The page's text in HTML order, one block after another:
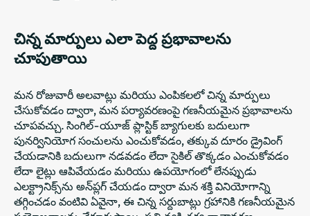
చిన్న మార్పులు ఎలా పెద్ద ప్రభావాలను
చూపుతాయి
మన రోజువారీ అలవాట్లు మరియు ఎంపికలలో చిన్న మార్పులు
చేసుకోవడం ద్వారా, మన పర్యావరణంపై గణనీయమైన ప్రభావాలను
చూపవచ్చు. సింగిల్-యూజ్ ప్లాస్టిక్ బ్యాగులకు బదులుగా
పునర్వినియోగ సంచులను ఎంచుకోవడం, తక్కువ దూరం డ్రైవింగ్
చేయడానికి బదులుగా నడవడం లేదా సైకిల్ తొక్కడం ఎంచుకోవడం
లేదా లైట్లు ఆపివేయడం మరియు ఉపయోగంలో లేనప్పుడు
ఎలక్ట్రానిక్స్‌ను అన్‌ప్లగ్ చేయడం ద్వారా మన శక్తి వినియోగాన్ని
తగ్గించడం వంటివి ఏవైనా, ఈ చిన్న సర్దుబాట్లు గ్రహానికి గణనీయమైన